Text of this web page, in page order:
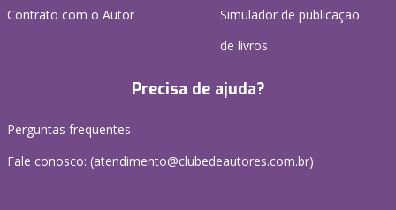
Contrato com o Autor
Simulador de publicação
de livros
Precisa de ajuda?
Perguntas frequentes
Fale conosco: (atendimento@clubedeautores.com.br)